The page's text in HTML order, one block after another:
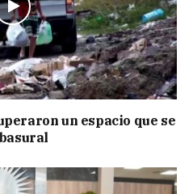
un espacio que se